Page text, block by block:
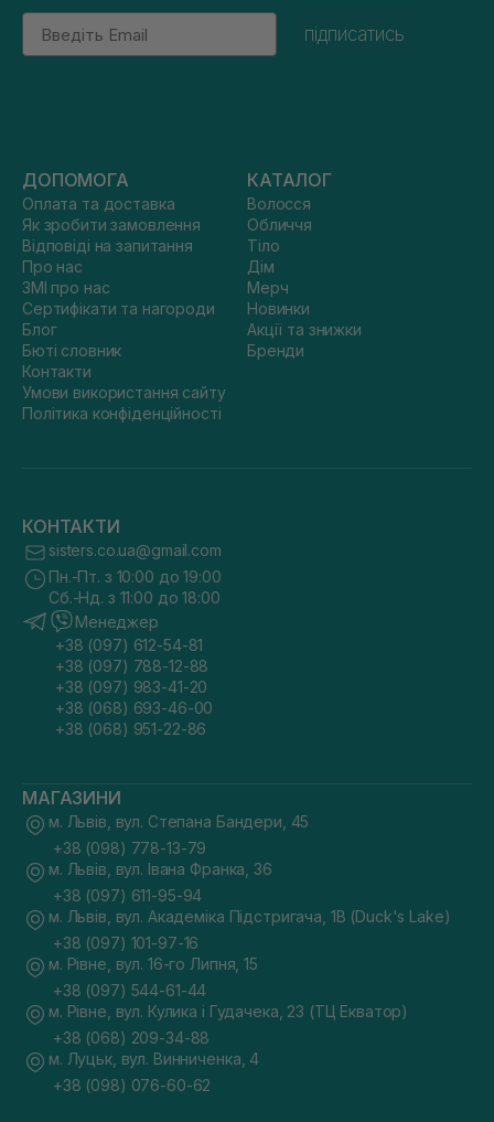
Email
підписатись
ДОПОМОГА
Оплата та доставка
Як зробити замовлення
Відповіді на запитання
Про нас
ЗМІ про нас
Сертифікати та нагороди
Блог
Бюті словник
Контакти
Умови використання сайту
Політика конфіденційності
КАТАЛОГ
Волосся
Обличчя
Тіло
Дім
Мерч
Новинки
Акції та знижки
Бренди
КОНТАКТИ
sisters.co.ua@gmail.com
Пн.-Пт. з 10:00 до 19:00
Сб.-Нд. з 11:00 до 18:00
Менеджер
+38 (097) 612-54-81
+38 (097) 788-12-88
+38 (097) 983-41-20
+38 (068) 693-46-00
+38 (068) 951-22-86
МАГАЗИНИ
м. Львів, вул. Степана Бандери, 45
+38 (098) 778-13-79
м. Львів, вул. Івана Франка, 36
+38 (097) 611-95-94
м. Львів, вул. Академіка Підстригача, 1В (Duck's Lake)
+38 (097) 101-97-16
м. Рівне, вул. 16-го Липня, 15
+38 (097) 544-61-44
м. Рівне, вул. Кулика і Гудачека, 23 (ТЦ Екватор)
+38 (068) 209-34-88
м. Луцьк, вул. Винниченка, 4
+38 (098) 076-60-62